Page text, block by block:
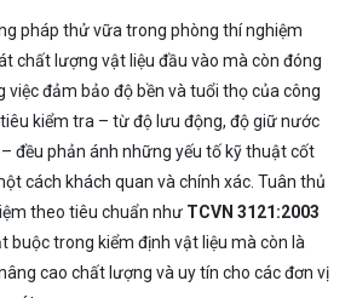
pháp thử vữa trong phòng thí nghiệm
chất lượng vật liệu đầu vào mà còn đóng
đảm bảo độ bền và tuổi thọ của công
kiểm tra – từ độ lưu động, độ giữ nước
đều phản ánh những yếu tố kỹ thuật cốt
cách khách quan và chính xác. Tuân thủ
theo tiêu chuẩn như TCVN 3121:2003
buộc trong kiểm định vật liệu mà còn là
cao chất lượng và uy tín cho các đơn vị